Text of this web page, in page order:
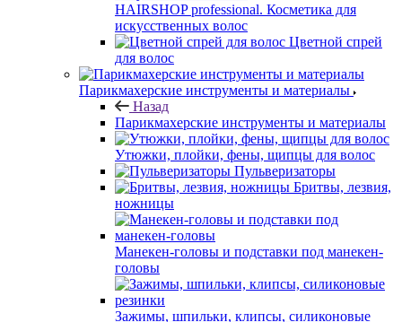
HAIRSHOP professional. Косметика для
искусственных волос
Цветной спрей
для волос
Парикмахерские инструменты и материалы
Назад
Парикмахерские инструменты и материалы
Утюжки, плойки, фены, щипцы для волос
Пульверизаторы
Бритвы, лезвия,
ножницы
Манекен-головы и подставки под манекен-
головы
Зажимы, шпильки, клипсы, силиконовые